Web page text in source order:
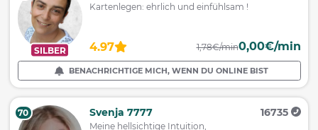
SILBER
Kartenlegen: ehrlich und einfühlsam !
4.97 1,78€/min0,00€/min
BENACHRICHTIGE MICH, WENN DU ONLINE BIST
70 Svenja 7777 16735
Meine hellsichtige Intuition,